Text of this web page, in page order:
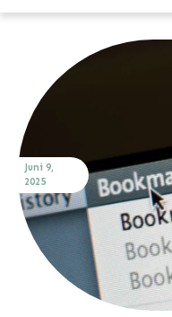
Juni 9,
2025